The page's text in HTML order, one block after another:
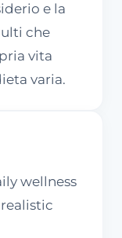
e la
che
vita
varia.
wellness